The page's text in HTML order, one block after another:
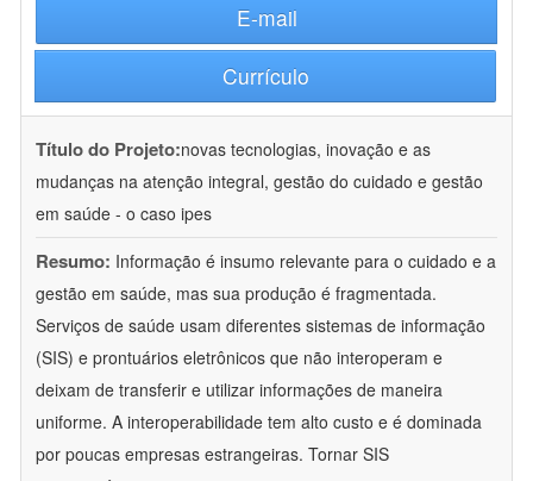
E-mail
Currículo
Título do Projeto:novas tecnologias, inovação e as
mudanças na atenção integral, gestão do cuidado e gestão
em saúde - o caso ipes
Resumo: Informação é insumo relevante para o cuidado e a
gestão em saúde, mas sua produção é fragmentada.
Serviços de saúde usam diferentes sistemas de informação
(SIS) e prontuários eletrônicos que não interoperam e
deixam de transferir e utilizar informações de maneira
uniforme. A interoperabilidade tem alto custo e é dominada
por poucas empresas estrangeiras. Tornar SIS